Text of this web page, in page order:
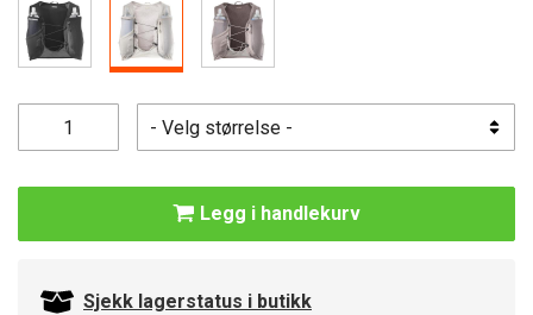
Legg i handlekurv
Sjekk lagerstatus i butikk